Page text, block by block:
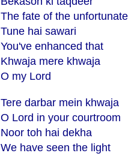
The fate of the unfortunate
Tune hai sawari
You've enhanced that
Khwaja mere khwaja
O my Lord
Tere darbar mein khwaja
O Lord in your courtroom
Noor toh hai dekha
We have seen the light